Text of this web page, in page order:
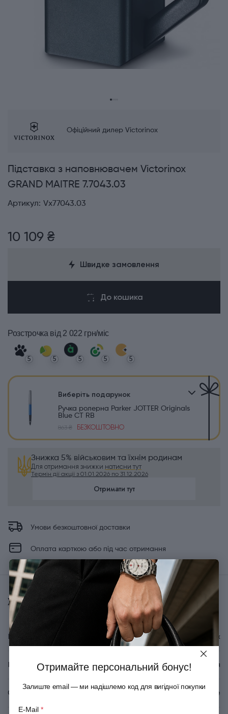
Офіційний дилер Victorinox
Підставка з наповнювачем Victorinox
GRAND MAITRE 7.7043.03
Артикул: Vx77043.03
10 109 ₴
Швидке замовлення
До кошика
Розстрочка від 2 022 грн/міс
5 5 5 5 5
Виберіть подарунок
Ручка ролерна Parker JOTTER Originals
Blue CT RB
863 ₴
БЕЗКОШТОВНО
Знижка 5% військовим та їхнім родинам
Для отримання знижки натисни тут
Термін дії акції з 01.01.2026 по 31.12.2026
Отримати тут
Умови безкоштовної доставки
Оплата карткою або під час отримання
Характеристики
Бренд Victorinox
Країна походження Швейцарія
Серія Grand Maitre
Отримайте персональний бонус!
Залиште email — ми надішлемо код для вигідної покупки
E-Mail *